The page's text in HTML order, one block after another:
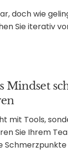
doch wie
Sie iterativ
Mindset
mit Tools,
Sie Ihrem